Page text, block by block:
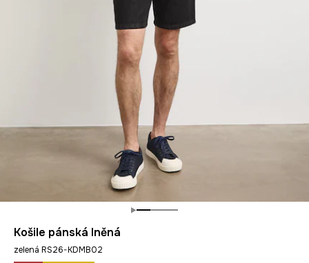
Košile pánská lněná
zelená RS26-KDMB02